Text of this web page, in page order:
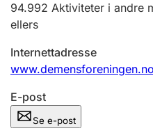
94.992 Aktiviteter i andre
ellers
Internettadresse
www.demensforeningen.no
E-post
Se e-post